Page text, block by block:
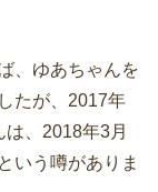
、ゆあちゃんを
たが、2017年
、2018年3月
いう噂がありま